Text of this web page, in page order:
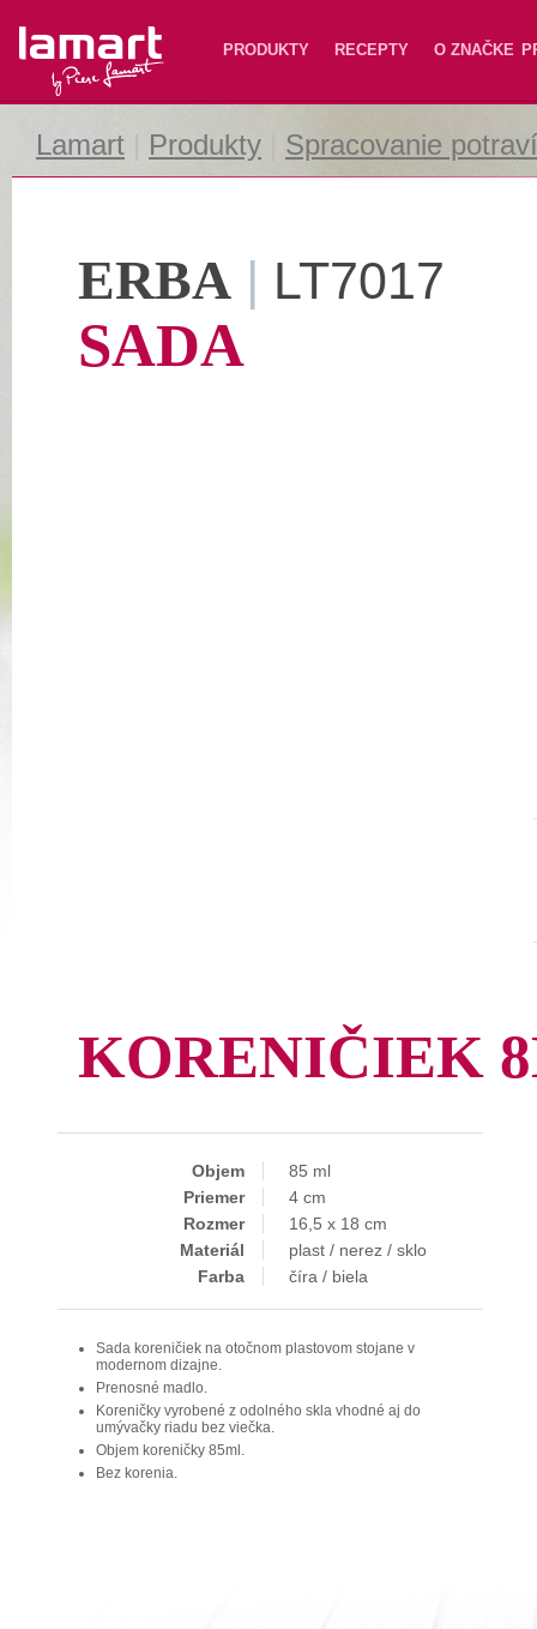
Lamart PRODUKTY RECEPTY O ZNAČKE
Lamart Produkty Spracovanie
ERBA | LT7017
SADA
KORENIČIEK
Objem
85 ml
Priemer
4 cm
Rozmer
16,5 x 18 cm
Materiál
plast / nerez / sklo
Farba
číra / biela
Sada koreničiek na otočnom plastovom stojane v
modernom dizajne.
Prenosné madlo.
Koreničky vyrobené z odolného skla vhodné aj do
umývačky riadu bez viečka.
Objem koreničky 85ml.
Bez korenia.